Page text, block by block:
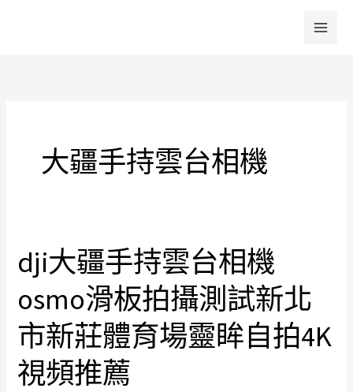
大疆手持雲台相機
dji大疆手持雲台相機
osmo滑板拍攝測試新北
市新莊體育場靈眸自拍4K
視頻推薦
大
疆
持
雲
台